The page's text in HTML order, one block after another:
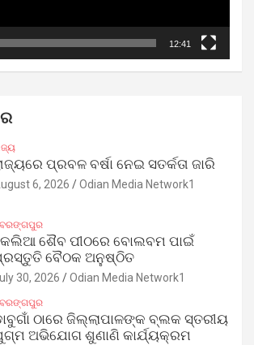
12:41
ପ୍ରବଳ ବର୍ଷା ନେଇ ସତର୍କତା ଜାରି
6, 2026 Odian Media Network1
ଶୈବ ପୀଠରେ ବୋଲବମ ପାଇଁ
ବୈଠକ ଅନୁଷ୍ଠିତ
30, 2026 Odian Media Network1
ଠାରେ ଜିଲ୍ଲାପାଳଙ୍କ ବ୍ଲକ ସ୍ତରୀୟ
ଅଭିଯୋଗ ଶୁଣାଣି କାର୍ଯ୍ୟକ୍ରମ